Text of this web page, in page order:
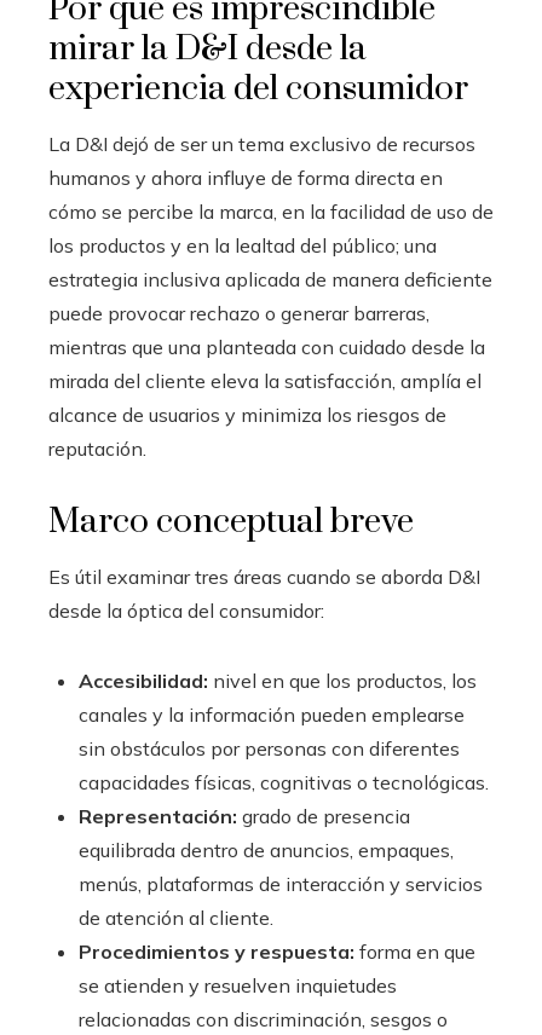
Por qué es imprescindible
mirar la D&I desde la
experiencia del consumidor
La D&I dejó de ser un tema exclusivo de recursos
humanos y ahora influye de forma directa en
cómo se percibe la marca, en la facilidad de uso de
los productos y en la lealtad del público; una
estrategia inclusiva aplicada de manera deficiente
puede provocar rechazo o generar barreras,
mientras que una planteada con cuidado desde la
mirada del cliente eleva la satisfacción, amplía el
alcance de usuarios y minimiza los riesgos de
reputación.
Marco conceptual breve
Es útil examinar tres áreas cuando se aborda D&I
desde la óptica del consumidor:
Accesibilidad: nivel en que los productos, los
canales y la información pueden emplearse
sin obstáculos por personas con diferentes
capacidades físicas, cognitivas o tecnológicas.
Representación: grado de presencia
equilibrada dentro de anuncios, empaques,
menús, plataformas de interacción y servicios
de atención al cliente.
Procedimientos y respuesta: forma en que
se atienden y resuelven inquietudes
relacionadas con discriminación, sesgos o